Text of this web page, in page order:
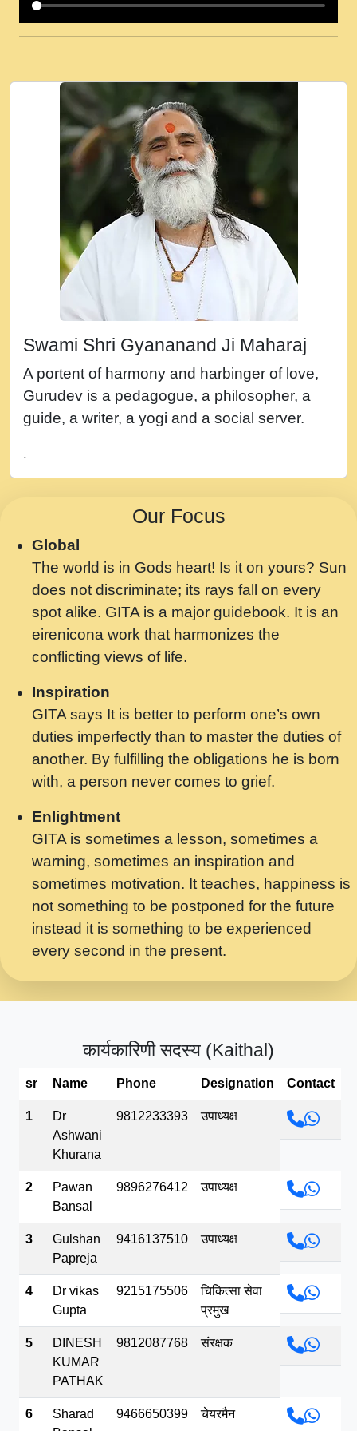
कई पकड क मर हथ र मह वदवन पहच दय! मह जन
Ki - Krishna Bhajan - New Bhajan 2020
#Ishwar Bhakti.mp3
जब से गीता ज्ञान पाया मैं बड़ी मस्ती में हूँ । 2018 -
Rishikesh - Ratan Ji Rasik.mp3
तन हल दल द सनव मड उतत सर रख क, नल रव त
गल लग जव त सर उतत हथ रख द!.mp3
तू कर प्रीतम से प्रीत, यूहीं दिन बीतते जाते हैं ।
2018 - Rishikesh - Swami Gyananand Ji
Maharaj.mp3
न म गवद गपल गद फर, पयर महन न रझद फर! shri
नह भरस रह लडडल... अपन खट करम क !!!! मह दद
सहर चरण क .....mp3
बगड नसब कसन सवर तर बगर Shri ravinandan
shastri ji maharaj.mp3
Chahe Ram Ho Chahe Shyam Ho.mp3
मझ अपन जवन बनन न आय, रठ हर क मनन न आय
Shri ravinandan shastri ji maharaj.mp3
मन अशांत मंत्र जाप - गीता प्रेरणा -Swami
Gyananand Ji Maharaj.mp3
मन बध लय परम वल कगन Special Shyam
Saawariya.mp3
मर गनय न अपरध लडडल शर रध.... Shri
ravinandan shastri ji maharaj.mp3
मेरे मन हरी का ध्यान लगा - भजन भाव - 2018 -
Rishikesh - Swami Gyananand Ji
Maharaj.mp3
यह हसरत तलब ह नकज कमर Yahi Hasraten
Talab Hai Bhav Pravah #bhajan.mp3
लडल ज बल ल क ज न लग Sadhvi Purnima Ji
7.9.2021 जवल नगर दलल #बसर.mp3
सख भ मझ पयर ह दख भ मझ पयर ह!छड म कस दत
सपरहट भजन 2021 - तर अखय ह जद भर बहर ज म
सपरहट शयम भजन - जय जय शयम जय जय शयम
भव.mp3
Swami Shri Gyananand Ji Maharaj
A portent of harmony and harbinger of love,
Gurudev is a pedagogue, a philosopher, a
guide, a writer, a yogi and a social server.
.
Our Focus
Global
The world is in Gods heart! Is it on yours? Sun
does not discriminate; its rays fall on every
spot alike. GITA is a major guidebook. It is an
eirenicona work that harmonizes the
conflicting views of life.
Inspiration
GITA says It is better to perform one’s own
duties imperfectly than to master the duties of
another. By fulfilling the obligations he is born
with, a person never comes to grief.
Enlightment
GITA is sometimes a lesson, sometimes a
warning, sometimes an inspiration and
sometimes motivation. It teaches, happiness is
not something to be postponed for the future
instead it is something to be experienced
every second in the present.
कार्यकारिणी सदस्य (Kaithal)
sr Name Phone Designation Contact
1
Dr
Ashwani
Khurana
9812233393 उपाध्यक्ष
2
Pawan
Bansal
9896276412 उपाध्यक्ष
3
Gulshan
Papreja
9416137510 उपाध्यक्ष
4
Dr vikas
Gupta
9215175506
चिकित्सा सेवा
प्रमुख
5
DINESH
KUMAR
PATHAK
9812087768 संरक्षक
6
Sharad
9466650399 चेयरमैन